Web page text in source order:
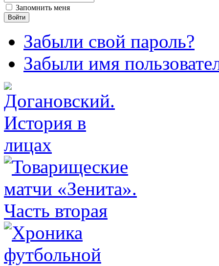
Запомнить меня
Забыли свой пароль?
Забыли имя